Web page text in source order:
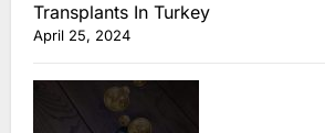
Transplants In Turkey
April 25, 2024